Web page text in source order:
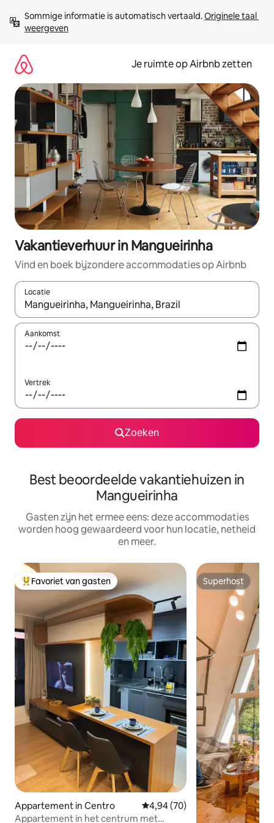
direct
naar
Sommige informatie is automatisch vertaald. Originele taal
weergeven
Je ruimte op Airbnb zetten
Vakantieverhuur in Mangueirinha
Vind en boek bijzondere accommodaties op Airbnb
Locatie
Wanneer er suggesties beschikbaar zijn, maak je een keuze
Aankomst
Vertrek
Zoeken
Best beoordeelde vakantiehuizen in
Mangueirinha
Gasten zijn het ermee eens: deze accommodaties
worden hoog gewaardeerd voor hun locatie, netheid
en meer.
Topfavoriet van gasten
Favoriet van gasten
Appartement in Centro Gemiddelde beoordeling van
4,94 (70)
Appartement in het centrum met
Superhost
Superhost